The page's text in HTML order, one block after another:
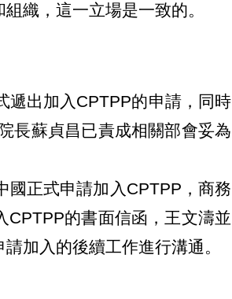
織，這一立場是一致的。
遞出加入CPTPP的申請，同時
長蘇貞昌已責成相關部會妥為
國正式申請加入CPTPP，商務
CPTPP的書面信函，王文濤並
加入的後續工作進行溝通。